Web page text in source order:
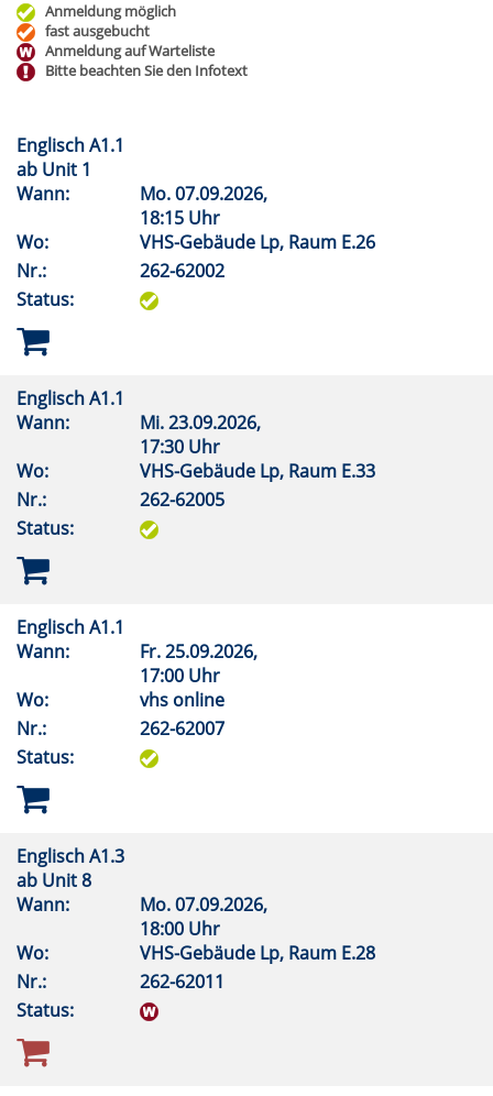
Anmeldung möglich
fast ausgebucht
Anmeldung auf Warteliste
Bitte beachten Sie den Infotext
Englisch A1.1
ab Unit 1
Wann:
Mo.07.09.2026,
18:15 Uhr
Wo:
VHS-Gebäude Lp, Raum E.26
Nr.:
262-62002
Status:
Englisch A1.1
Wann:
Mi.23.09.2026,
17:30 Uhr
Wo:
VHS-Gebäude Lp, Raum E.33
Nr.:
262-62005
Status:
Englisch A1.1
Wann:
Fr.25.09.2026,
17:00 Uhr
Wo:
vhs online
Nr.:
262-62007
Status:
Englisch A1.3
ab Unit 8
Wann:
Mo.07.09.2026,
18:00 Uhr
Wo:
VHS-Gebäude Lp, Raum E.28
Nr.:
262-62011
Status: